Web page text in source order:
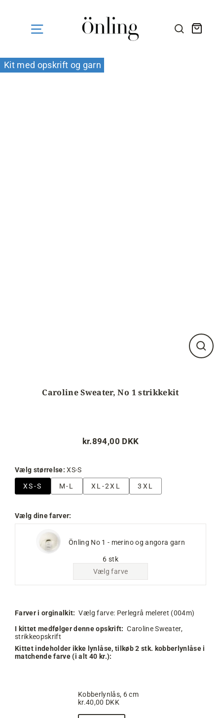
SØG HER
Kit med opskrift og garn
Luk
Caroline Sweater, No 1 strikkekit
Normalpris
Tilbudspris
kr.894,00 DKK
Vælg størrelse:XS-S
XS-S M-L XL-2XL 3XL
Vælg dine farver:
Önling No 1 - merino og angora garn
6 stk
Vælg farve
Farver i orginalkit:Vælg farve: Perlegrå meleret (004m)
I kittet medfølger denne opskrift:Caroline Sweater,
strikkeopskrift
Kittet indeholder ikke lynlåse, tilkøb 2 stk. kobberlynlåse i
matchende farve (i alt 40 kr.):
Kobberlynlås, 6 cm
kr.40,00 DKK